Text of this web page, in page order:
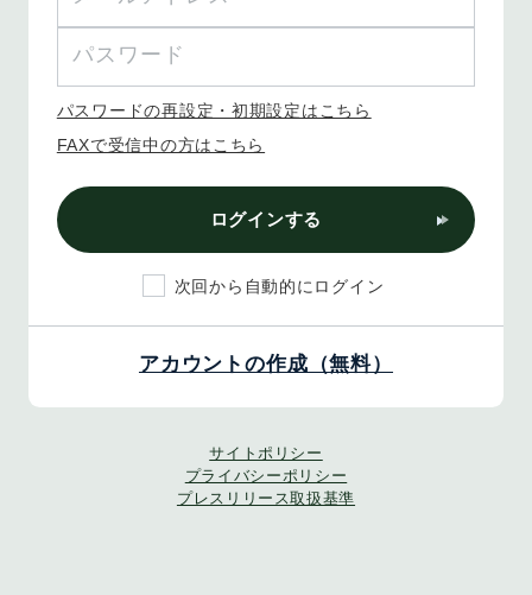
パスワードの再設定・初期設定はこちら
FAXで受信中の方はこちら
ログインする
次回から自動的にログイン
アカウントの作成（無料）
サイトポリシー
プライバシーポリシー
プレスリリース取扱基準